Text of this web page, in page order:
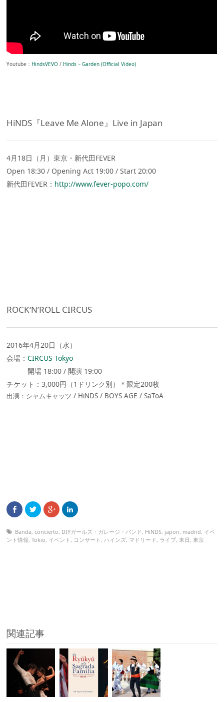
Youtube： HindsVEVO / Hinds – Garden (Official Video)
HiNDS『Leave Me Alone』Live in Japan
4月18日（月）東京・新代田FEVER
Open 18:30 / Opening Act 19:00 / Start 20:00
新代田FEVER： http://www.fever-popo.com/
ROCK‘N’ROLL CIRCUS
2016年4月20日（水）
会場：CIRCUS Tokyo
開場 18:00 / 開演 19:00
チケット：3,000円（1ドリンク別）＊限定200枚
出演：シャムキャッツ / HiNDS / BOYS AGE / SaToA
Banda,concierto, DIYガールズ・ガレージ・バンド, HiNDS, japon, madrid, イベ
ント情報,Tokio, イベント , コンサート , ハインズ, マドリード, ライブ, 来日 ,東京
関連記事